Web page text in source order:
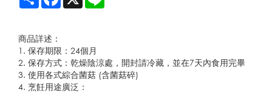
商品詳述：
1. 保存期限：24個月
2. 保存方式：乾燥陰涼處，開封請冷藏，並在7天內食用完畢
3. 使用各式綜合菌菇 (含菌菇碎)
4. 烹飪用途廣泛：